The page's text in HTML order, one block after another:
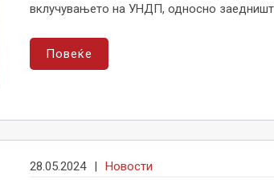
вклучувањето на УНДП, односно
Повеќе
28.05.2024 | Новости